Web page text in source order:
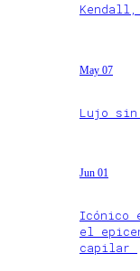
May 07
Lujo sin
Jun 01
Icónico
el
capilar